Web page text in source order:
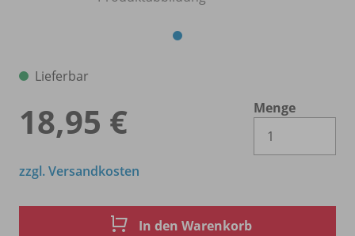
Lieferbar
18,95 €
Menge
zzgl. Versandkosten
In den Warenkorb